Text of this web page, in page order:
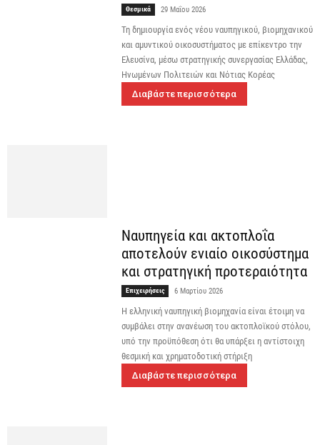
Θεσμικά 29 Μαΐου 2026
Τη δημιουργία ενός νέου ναυπηγικού, βιομηχανικού
και αμυντικού οικοσυστήματος με επίκεντρο την
Ελευσίνα, μέσω στρατηγικής συνεργασίας Ελλάδας,
Ηνωμένων Πολιτειών και Νότιας Κορέας
Διαβάστε περισσότερα
Ναυπηγεία και ακτοπλοΐα
αποτελούν ενιαίο οικοσύστημα
και στρατηγική προτεραιότητα
Επιχειρήσεις 6 Μαρτίου 2026
Η ελληνική ναυπηγική βιομηχανία είναι έτοιμη να
συμβάλει στην ανανέωση του ακτοπλοϊκού στόλου,
υπό την προϋπόθεση ότι θα υπάρξει η αντίστοιχη
θεσμική και χρηματοδοτική στήριξη
Διαβάστε περισσότερα